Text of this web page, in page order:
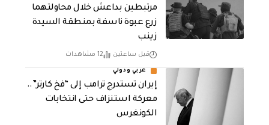
مرتبطين بداعش خلال محاولتهما
زرع عبوة ناسفة بمنطقة السيدة
زينب
قبل ساعتين 12 مشاهدات
عربي ودولي
إيران تستدرج ترامب إلى “فخ كارتر”..
معركة استنزاف حتى انتخابات
الكونغرس